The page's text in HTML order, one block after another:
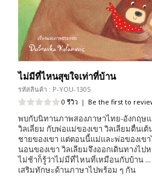
ไม่มีที่ไหนสุขใจเท่าที่บ้าน
รหัสสินค้า : P-YOU-1305
0 รีวิว | Be the first to
พบกับนิทานภาพสองภาษาไทย-อังกฤษแ
วิลเลี่ยม กับพ่อแม่ของเขา วิลเลียมตื่นเ
ชายของเขา แต่ตอนนี้แม่และพ่อของเข
นอนของเขา วิลเลียมจึงออกเดินทางไ
ไม่ช้าก็รู้ว่าไม่มีที่ไหนที่เหมือนกับบ้าน ...
เสริมทักษะด้านภาษาไปพร้อม ๆ กัน